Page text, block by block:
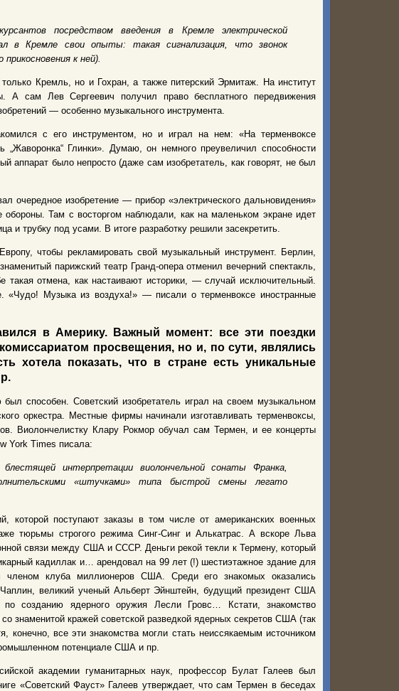
посредством введения в Кремле электрической
в Кремле свои опыты: такая сигнализация, что звонок
к ней).
Кремль, но и Гохран, а также питерский Эрмитаж. На институт
А сам Лев Сергеевич получил право бесплатного передвижения
— особенно музыкального инструмента.
с его инструментом, но и играл на нем: «На терменвоксе
„Жаворонка“ Глинки». Думаю, он немного преувеличил способности
аппарат было непросто (даже сам изобретатель, как говорят, не был
очередное изобретение — прибор «электрического дальновидения»
обороны. Там с восторгом наблюдали, как на маленьком экране идет
и трубку под усами. В итоге разработку решили засекретить.
чтобы рекламировать свой музыкальный инструмент. Берлин,
парижский театр Гранд-опера отменил вечерний спектакль,
такая отмена, как настаивают историки, — случай исключительный.
Музыка из воздуха!» — писали о терменвоксе иностранные
в Америку. Важный момент: все эти поездки
просвещения, но и, по сути, являлись
хотела показать, что в стране есть уникальные
способен. Советский изобретатель играл на своем музыкальном
оркестра. Местные фирмы начинали изготавливать терменвоксы,
Виолончелистку Клару Рокмор обучал сам Термен, и ее концерты
York Times писала:
интерпретации виолончельной сонаты Франка,
«штучками» типа быстрой смены легато
которой поступают заказы в том числе от американских военных
тюрьмы строгого режима Синг-Синг и Алькатрас. А вскоре Льва
связи между США и СССР. Деньги рекой текли к Термену, который
кадиллак и… арендовал на 99 лет (!) шестиэтажное здание для
членом клуба миллионеров США. Среди его знакомых оказались
великий ученый Альберт Эйнштейн, будущий президент США
созданию ядерного оружия Лесли Гровс… Кстати, знакомство
знаменитой кражей советской разведкой ядерных секретов США (так
все эти знакомства могли стать неиссякаемым источником
потенциале США и пр.
академии гуманитарных наук, профессор Булат Галеев был
«Советский Фауст» Галеев утверждает, что сам Термен в беседах